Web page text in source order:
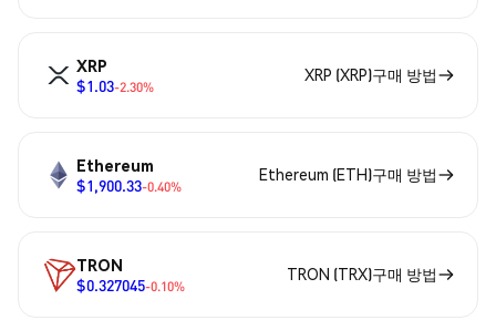
XRP
$1.03-2.30%
XRP (XRP)구매 방법
Ethereum
$1,900.33-0.40%
Ethereum (ETH)구매 방법
TRON
$0.327045-0.10%
TRON (TRX)구매 방법